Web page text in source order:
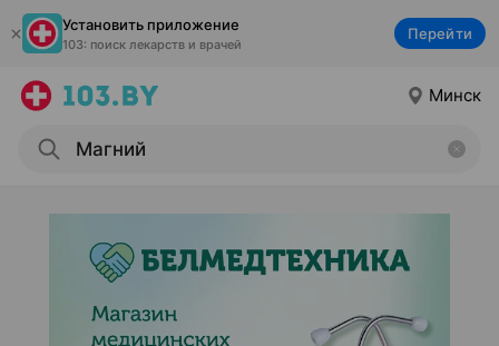
Установить приложение
103: поиск лекарств и врачей
Перейти
Минск